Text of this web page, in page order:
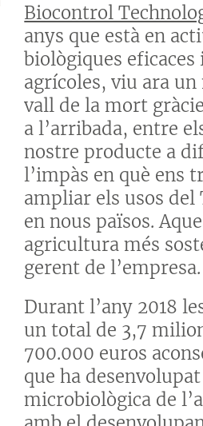
Biocontrol
anys que està en
biològiques
agrícoles, viu ara
vall de la mort
a l’arribada, entre
nostre producte a
l’impàs en què ens
ampliar els usos
en nous països.
agricultura més
gerent de l’empresa.
Durant l’any 2018
un total de 3,7
700.000 euros
que ha
microbiològica de